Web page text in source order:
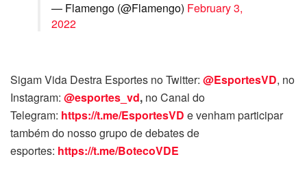
— Flamengo (@Flamengo) February 3,
2022
Sigam Vida Destra Esportes no Twitter: @EsportesVD, no
Instagram: @esportes_vd, no Canal do
Telegram: https://t.me/EsportesVD e venham participar
também do nosso grupo de debates de
esportes: https://t.me/BotecoVDE